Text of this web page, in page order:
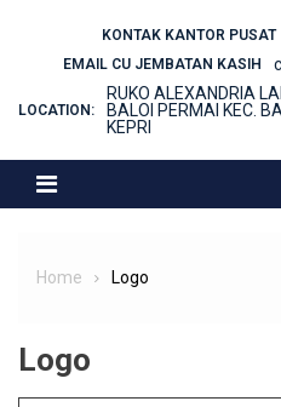
KONTAK KANTOR PUSAT
EMAIL CU JEMBATAN KASIH
LOCATION:
RUKO ALEXANDRIA
BALOI PERMAI KEC.
KEPRI
Home Logo
Logo